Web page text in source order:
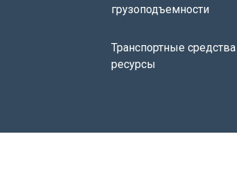
грузоподъемности
Транспортные
ресурсы